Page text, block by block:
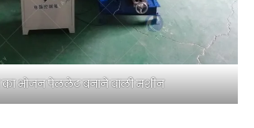
का भोजन पेललेट बनाने वाली मशीन